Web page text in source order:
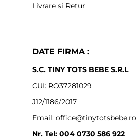
Livrare si Retur
DATE FIRMA :
S.C. TINY TOTS BEBE S.R.L
CUI: RO37281029
J12/1186/2017
Email: office@tinytotsbebe.ro
Nr. Tel: 004 0730 586 922